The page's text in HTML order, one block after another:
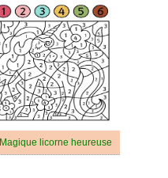
Magique licorne heureuse